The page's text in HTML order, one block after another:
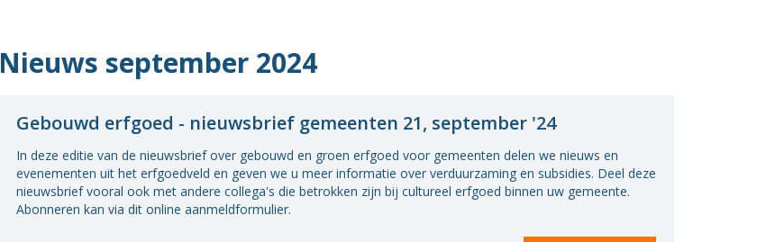
Ruimtelijke kwaliteit
Energie en duurzaamheid
Toezicht en Handhaving
Nieuws september 2024
Gebouwd erfgoed - nieuwsbrief gemeenten 21, september '24
In deze editie van de nieuwsbrief over gebouwd en groen erfgoed voor gemeenten delen we nieuws en
evenementen uit het erfgoedveld en geven we u meer informatie over verduurzaming en subsidies. Deel deze
nieuwsbrief vooral ook met andere collega's die betrokken zijn bij cultureel erfgoed binnen uw gemeente.
Abonneren kan via dit online aanmeldformulier.